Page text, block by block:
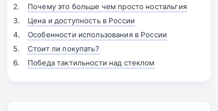
Почему это больше чем просто ностальгия
Цена и доступность в России
Особенности использования в России
Стоит ли покупать?
Победа тактильности над стеклом